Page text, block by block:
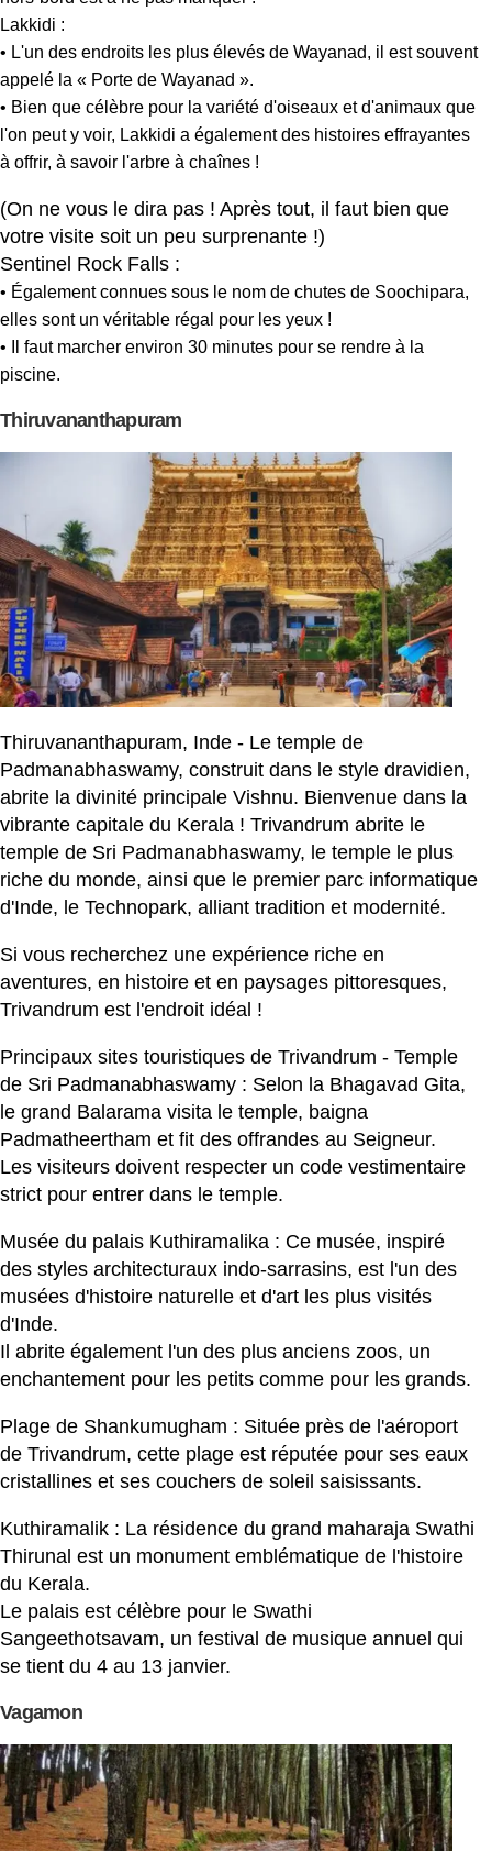
Lakkidi :
• L'un des endroits les plus élevés de Wayanad, il est souvent
appelé la « Porte de Wayanad ».
• Bien que célèbre pour la variété d'oiseaux et d'animaux que
l'on peut y voir, Lakkidi a également des histoires effrayantes
à offrir, à savoir l'arbre à chaînes !
(On ne vous le dira pas ! Après tout, il faut bien que
votre visite soit un peu surprenante !)
Sentinel Rock Falls :
• Également connues sous le nom de chutes de Soochipara,
elles sont un véritable régal pour les yeux !
• Il faut marcher environ 30 minutes pour se rendre à la
piscine.
Thiruvananthapuram
Thiruvananthapuram, Inde - Le temple de
Padmanabhaswamy, construit dans le style dravidien,
abrite la divinité principale Vishnu. Bienvenue dans la
vibrante capitale du Kerala ! Trivandrum abrite le
temple de Sri Padmanabhaswamy, le temple le plus
riche du monde, ainsi que le premier parc informatique
d'Inde, le Technopark, alliant tradition et modernité.
Si vous recherchez une expérience riche en
aventures, en histoire et en paysages pittoresques,
Trivandrum est l'endroit idéal !
Principaux sites touristiques de Trivandrum - Temple
de Sri Padmanabhaswamy : Selon la Bhagavad Gita,
le grand Balarama visita le temple, baigna
Padmatheertham et fit des offrandes au Seigneur.
Les visiteurs doivent respecter un code vestimentaire
strict pour entrer dans le temple.
Musée du palais Kuthiramalika : Ce musée, inspiré
des styles architecturaux indo-sarrasins, est l'un des
musées d'histoire naturelle et d'art les plus visités
d'Inde.
Il abrite également l'un des plus anciens zoos, un
enchantement pour les petits comme pour les grands.
Plage de Shankumugham : Située près de l'aéroport
de Trivandrum, cette plage est réputée pour ses eaux
cristallines et ses couchers de soleil saisissants.
Kuthiramalik : La résidence du grand maharaja Swathi
Thirunal est un monument emblématique de l'histoire
du Kerala.
Le palais est célèbre pour le Swathi
Sangeethotsavam, un festival de musique annuel qui
se tient du 4 au 13 janvier.
Vagamon